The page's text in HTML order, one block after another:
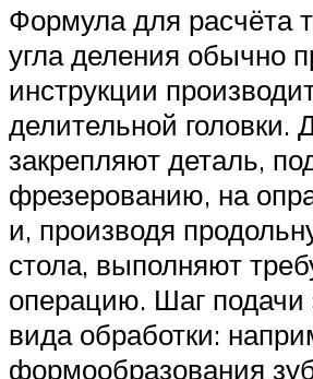
Формула для расчёта
угла деления обычно
инструкции
делительной головки.
закрепляют деталь,
фрезерованию, на
и, производя
стола, выполняют
операцию. Шаг подачи
вида обработки:
формообразования